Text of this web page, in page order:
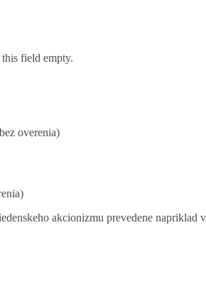
this field empty.
overenia)
akcionizmu prevedene napriklad